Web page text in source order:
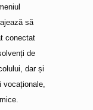
să
conectat
de
dar și
vocaționale,